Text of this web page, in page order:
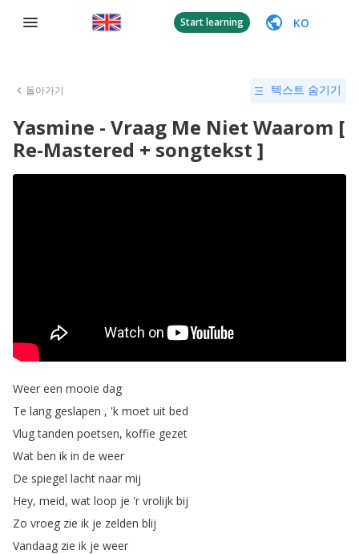
Start learning KO
돌아가기 텍스트 숨기기
Yasmine - Vraag Me Niet Waarom [
Re-Mastered + songtekst ]
Weer een mooie dag
Te lang geslapen , 'k moet uit bed
Vlug tanden poetsen, koffie gezet
Wat ben ik in de weer
De spiegel lacht naar mij
Hey, meid, wat loop je 'r vrolijk bij
Zo vroeg zie ik je zelden blij
Vandaag zie ik je weer